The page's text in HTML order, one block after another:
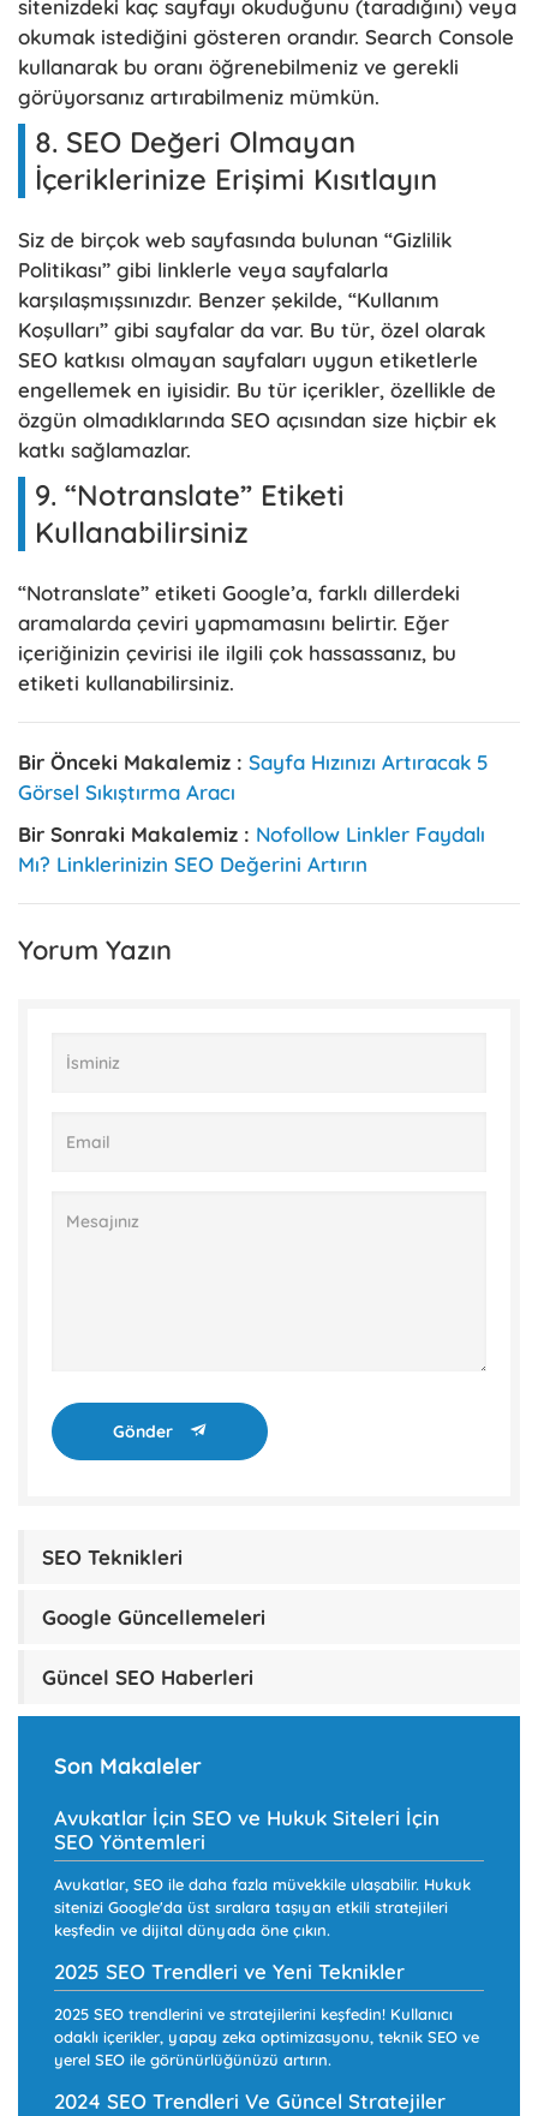
sitenizdeki kaç sayfayı okuduğunu (taradığını) veya
okumak istediğini gösteren orandır. Search Console
kullanarak bu oranı öğrenebilmeniz ve gerekli
görüyorsanız artırabilmeniz mümkün.
8. SEO Değeri Olmayan
İçeriklerinize Erişimi Kısıtlayın
Siz de birçok web sayfasında bulunan “Gizlilik
Politikası” gibi linklerle veya sayfalarla
karşılaşmışsınızdır. Benzer şekilde, “Kullanım
Koşulları” gibi sayfalar da var. Bu tür, özel olarak
SEO katkısı olmayan sayfaları uygun etiketlerle
engellemek en iyisidir. Bu tür içerikler, özellikle de
özgün olmadıklarında SEO açısından size hiçbir ek
katkı sağlamazlar.
9. “Notranslate” Etiketi
Kullanabilirsiniz
“Notranslate” etiketi Google’a, farklı dillerdeki
aramalarda çeviri yapmamasını belirtir. Eğer
içeriğinizin çevirisi ile ilgili çok hassassanız, bu
etiketi kullanabilirsiniz.
Bir Önceki Makalemiz : Sayfa Hızınızı Artıracak 5
Görsel Sıkıştırma Aracı
Bir Sonraki Makalemiz : Nofollow Linkler Faydalı
Mı? Linklerinizin SEO Değerini Artırın
Yorum Yazın
Gönder
SEO Teknikleri
Google Güncellemeleri
Güncel SEO Haberleri
Son Makaleler
Avukatlar İçin SEO ve Hukuk Siteleri İçin
SEO Yöntemleri
Avukatlar, SEO ile daha fazla müvekkile ulaşabilir. Hukuk
sitenizi Google'da üst sıralara taşıyan etkili stratejileri
keşfedin ve dijital dünyada öne çıkın.
2025 SEO Trendleri ve Yeni Teknikler
2025 SEO trendlerini ve stratejilerini keşfedin! Kullanıcı
odaklı içerikler, yapay zeka optimizasyonu, teknik SEO ve
yerel SEO ile görünürlüğünüzü artırın.
2024 SEO Trendleri Ve Güncel Stratejiler